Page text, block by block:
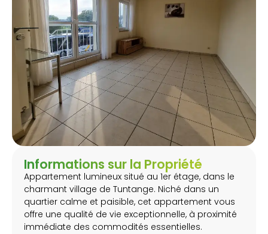
Informations sur la Propriété
Appartement lumineux situé au 1er étage, dans le
charmant village de Tuntange. Niché dans un
quartier calme et paisible, cet appartement vous
offre une qualité de vie exceptionnelle, à proximité
immédiate des commodités essentielles.